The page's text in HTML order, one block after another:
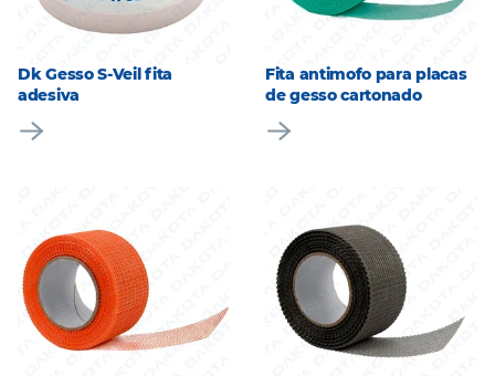
Dk Gesso S-Veil fita
adesiva
Fita antimofo para placas
de gesso cartonado